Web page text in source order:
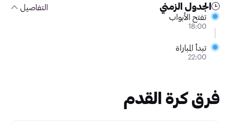
الجدول الزمني
التفاصيل
تفتح الأبواب
18:00
تبدأ المباراة
22:00
فرق كرة القدم